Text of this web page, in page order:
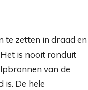
te zetten in draad en
is nooit ronduit
van de
De hele